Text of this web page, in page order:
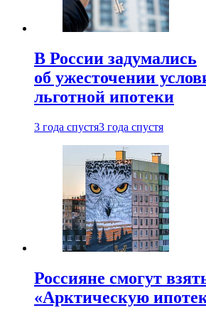
В России задумались
об ужесточении
льготной ипотеки
3 года спустя3 года спустя
Россияне смогут
«Арктическую